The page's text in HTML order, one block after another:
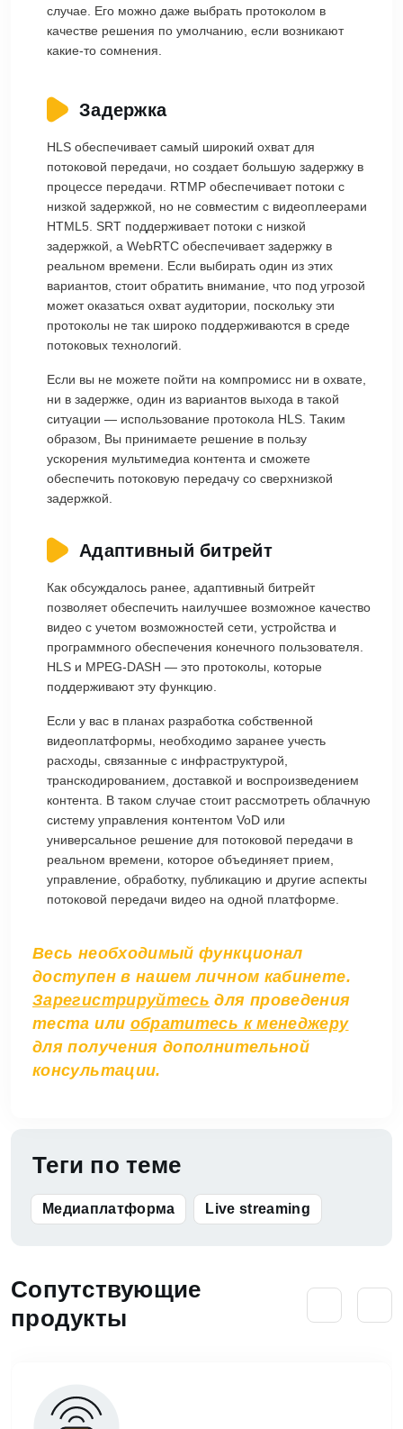
случае. Его можно даже выбрать протоколом в
качестве решения по умолчанию, если возникают
какие-то сомнения.
Задержка
HLS обеспечивает самый широкий охват для
потоковой передачи, но создает большую задержку в
процессе передачи. RTMP обеспечивает потоки с
низкой задержкой, но не совместим с видеоплеерами
HTML5. SRT поддерживает потоки с низкой
задержкой, а WebRTC обеспечивает задержку в
реальном времени. Если выбирать один из этих
вариантов, стоит обратить внимание, что под угрозой
может оказаться охват аудитории, поскольку эти
протоколы не так широко поддерживаются в среде
потоковых технологий.
Если вы не можете пойти на компромисс ни в охвате,
ни в задержке, один из вариантов выхода в такой
ситуации — использование протокола HLS. Таким
образом, Вы принимаете решение в пользу
ускорения мультимедиа контента и сможете
обеспечить потоковую передачу со сверхнизкой
задержкой.
Адаптивный битрейт
Как обсуждалось ранее, адаптивный битрейт
позволяет обеспечить наилучшее возможное качество
видео с учетом возможностей сети, устройства и
программного обеспечения конечного пользователя.
HLS и MPEG-DASH — это протоколы, которые
поддерживают эту функцию.
Если у вас в планах разработка собственной
видеоплатформы, необходимо заранее учесть
расходы, связанные с инфраструктурой,
транскодированием, доставкой и воспроизведением
контента. В таком случае стоит рассмотреть облачную
систему управления контентом VoD или
универсальное решение для потоковой передачи в
реальном времени, которое объединяет прием,
управление, обработку, публикацию и другие аспекты
потоковой передачи видео на одной платформе.
Весь необходимый функционал
доступен в нашем личном кабинете.
Зарегистрируйтесь для проведения
теста или обратитесь к менеджеру
для получения дополнительной
консультации.
Теги по теме
Медиаплатформа Live streaming
Сопутствующие
продукты